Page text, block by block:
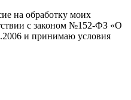
на обработку моих
с законом №152-ФЗ «О
и принимаю условия